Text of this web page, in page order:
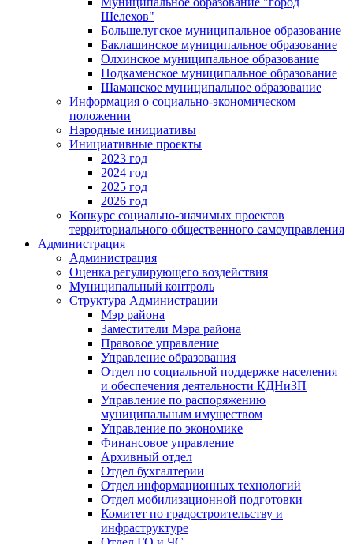
Шелехов"
Большелугское муниципальное образование
Баклашинское муниципальное образование
Олхинское муниципальное образование
Подкаменское муниципальное образование
Шаманское муниципальное образование
Информация о социально-экономическом
положении
Народные инициативы
Инициативные проекты
2023 год
2024 год
2025 год
2026 год
Конкурс социально-значимых проектов
территориального общественного самоуправления
Администрация
Администрация
Оценка регулирующего воздействия
Муниципальный контроль
Структура Администрации
Мэр района
Заместители Мэра района
Правовое управление
Управление образования
Отдел по социальной поддержке населения
и обеспечения деятельности КДНиЗП
Управление по распоряжению
муниципальным имуществом
Управление по экономике
Финансовое управление
Архивный отдел
Отдел бухгалтерии
Отдел информационных технологий
Отдел мобилизационной подготовки
Комитет по градостроительству и
инфраструктуре